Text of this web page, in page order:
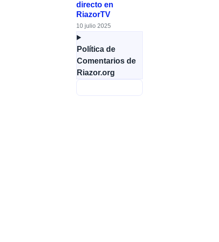
directo en
RiazorTV
10 julio 2025
Política de
Comentarios de
Riazor.org